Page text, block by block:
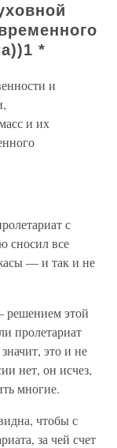
*
и
и их
с
сносил все
— и так и не
этой
пролетариат
это и не
нет, он исчез,
многие.
чтобы с
за чей счет